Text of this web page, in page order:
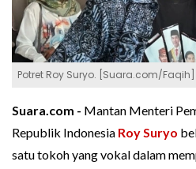
Potret Roy Suryo. [Suara.com/Faqih]
Suara.com - Mantan Menteri
Republik Indonesia Roy Suryo
satu tokoh yang vokal dalam